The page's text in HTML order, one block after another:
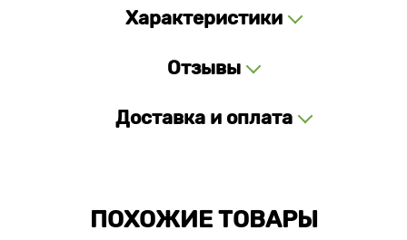
Характеристики
Отзывы
Доставка и оплата
ПОХОЖИЕ ТОВАРЫ